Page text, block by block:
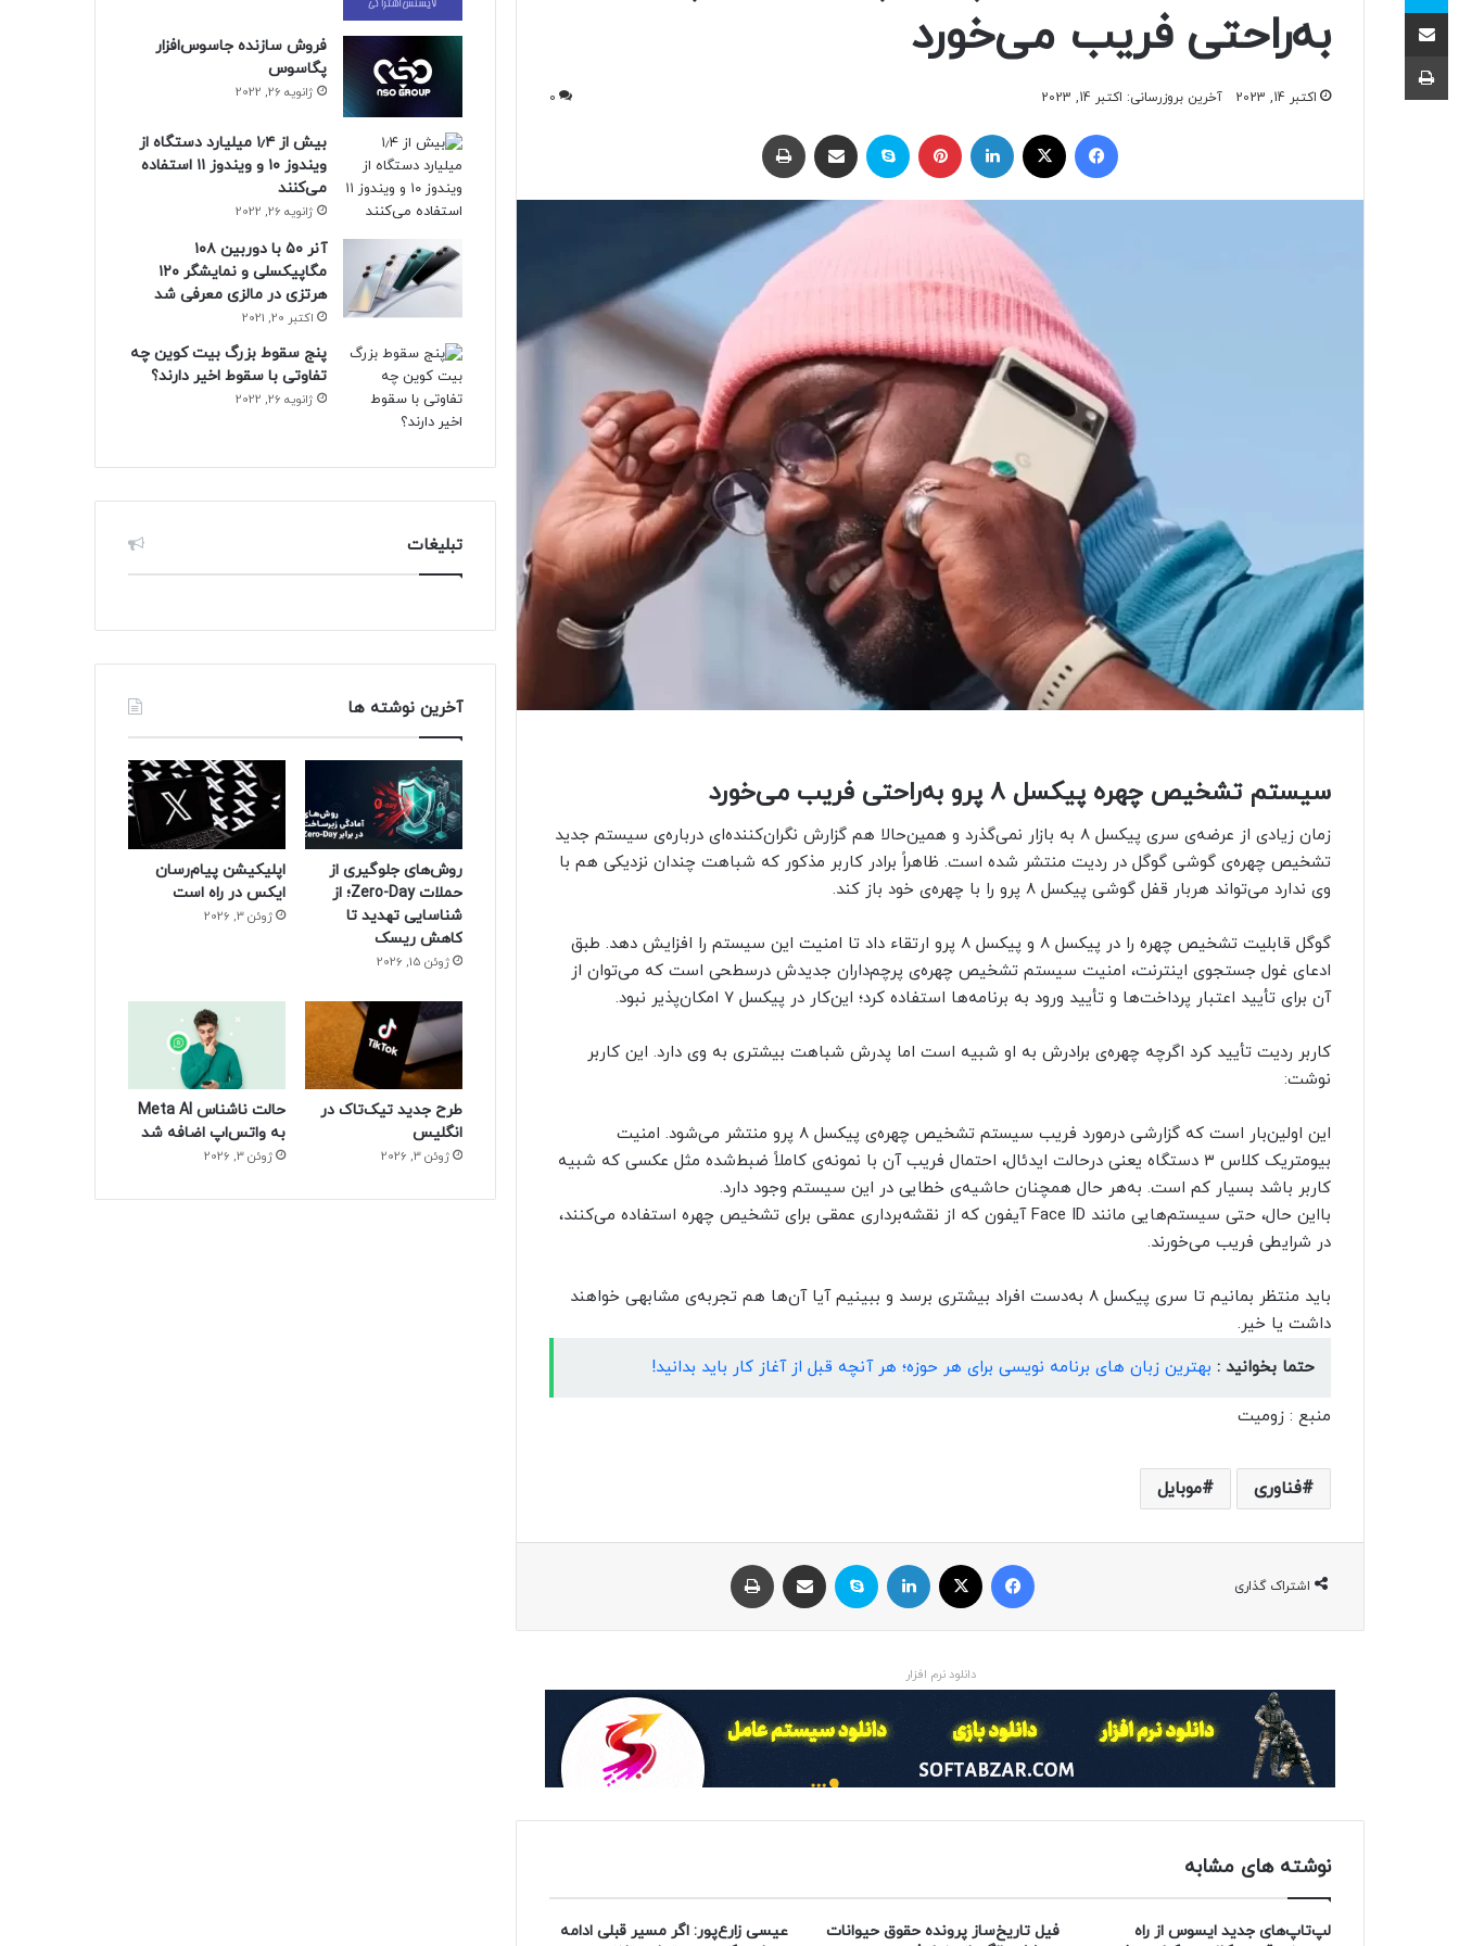
به‌راحتی فریب می‌خورد
اکتبر 14, 2023 آخرین بروزرسانی: اکتبر 14, 2023 0
ایکس
سیستم تشخیص چهره پیکسل ۸ پرو به‌راحتی فریب می‌خورد
زمان زیادی از عرضه‌ی سری پیکسل ۸ به بازار نمی‌گذرد و همین‌حالا هم گزارش نگران‌کننده‌ای درباره‌ی سیستم جدید
تشخیص چهره‌ی گوشی گوگل در ردیت منتشر شده است. ظاهراً برادر کاربر مذکور که شباهت چندان نزدیکی هم با
وی ندارد می‌تواند هربار قفل گوشی پیکسل ۸ پرو را با چهره‌ی خود باز کند.
گوگل قابلیت تشخیص چهره را در پیکسل ۸ و پیکسل ۸ پرو ارتقاء داد تا امنیت این سیستم را افزایش دهد. طبق
ادعای غول جستجوی اینترنت، امنیت سیستم تشخیص‌ چهره‌ی پرچم‌داران جدیدش درسطحی است که می‌توان از
آن برای تأیید اعتبار پرداخت‌ها و تأیید ورود به برنامه‌ها استفاده کرد؛ این‌کار در پیکسل ۷ امکان‌پذیر نبود.
کاربر ردیت تأیید کرد اگرچه چهره‌ی برادرش به او شبیه است اما پدرش شباهت بیشتری به وی دارد. این کاربر
نوشت:
این اولین‌بار است که گزارشی درمورد فریب سیستم تشخیص چهره‌ی پیکسل ۸ پرو منتشر می‌شود. امنیت
بیومتریک کلاس ۳ دستگاه یعنی درحالت ایدئال، احتمال فریب آن با نمونه‌ی کاملاً ضبط‌شده مثل عکسی که شبیه
کاربر باشد بسیار کم است. به‌هر حال همچنان حاشیه‌ی خطایی در این سیستم وجود دارد.
بااین حال، حتی سیستم‌هایی مانند Face ID آیفون که از نقشه‌برداری عمقی برای تشخیص چهره استفاده می‌کنند،
در شرایطی فریب می‌خورند.
باید منتظر بمانیم تا سری پیکسل ۸ به‌دست افراد بیشتری برسد و ببینیم آیا آن‌ها هم تجربه‌ی مشابهی خواهند
داشت یا خیر.
حتما بخوانید : بهترین زبان‌ های برنامه نویسی برای هر حوزه؛ هر آنچه قبل از آغاز کار باید بدانید!
منبع : زومیت
فناوری موبایل
اشتراک گذاری
ایکس
دانلود نرم افزار
نوشته های مشابه
لپ‌تاپ‌های جدید ایسوس از راه
فیل تاریخ‌ساز پرونده حقوق حیوانات
عیسی زارع‌پور: اگر مسیر قبلی ادامه
فروش سازنده جاسوس‌افزار
پگاسوس
ژانویه 26, 2022
بیش از ۱٫۴ میلیارد دستگاه از
ویندوز ۱۰ و ویندوز ۱۱ استفاده
می‌کنند
ژانویه 26, 2022
آنر ۵۰ با دوربین ۱۰۸
مگاپیکسلی و نمایشگر ۱۲۰
هرتزی در مالزی معرفی شد
اکتبر 20, 2021
پنج سقوط بزرگ بیت کوین چه
تفاوتی با سقوط اخیر دارند؟
ژانویه 26, 2022
تبلیغات
آخرین نوشته ها
روش‌های جلوگیری از
حملات Zero-Day؛ از
شناسایی تهدید تا
کاهش ریسک
ژوئن 15, 2026
اپلیکیشن پیام‌رسان
ایکس در راه است
ژوئن 3, 2026
طرح جدید تیک‌تاک در
انگلیس
ژوئن 3, 2026
حالت ناشناس Meta AI
به واتس‌اپ اضافه شد
ژوئن 3, 2026